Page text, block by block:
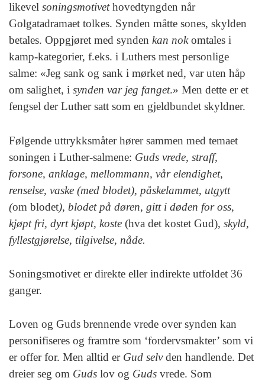
likevel soningsmotivethovedtyngden når
Golgatadramaet tolkes. Synden måtte sones, skylden
betales. Oppgjøret med synden kan nokomtales i
kamp-kategorier, f.eks. i Luthers mest personlige
salme: «Jeg sank og sank i mørket ned, var uten håp
om salighet, i synden var jeg fanget.» Men dette er et
fengsel der Luther satt som en gjeldbundet skyldner.
Følgende uttrykksmåter hører sammen med temaet
soningen i Luther-salmene: Guds vrede, straff,
forsone, anklage, mellommann, vår elendighet,
renselse, vaske (med blodet), påskelammet, utgytt
(om blodet), blodet på døren, gitt i døden for oss,
kjøpt fri, dyrt kjøpt, koste (hva det kostet Gud), skyld,
fyllestgjørelse, tilgivelse, nåde.
Soningsmotivet er direkte eller indirekte utfoldet 36
ganger.
Loven og Guds brennende vrede over synden kan
personifiseres og framtre som ‘fordervsmakter’ som vi
er offer for. Men alltid er Gud selvden handlende. Det
dreier seg om Guds lov og Guds vrede. Som